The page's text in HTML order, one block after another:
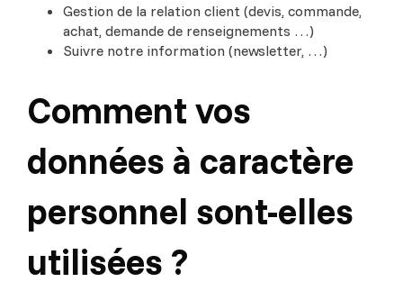
Gestion de la relation client (devis, commande,
achat, demande de renseignements …)
Suivre notre information (newsletter, …)
Comment vos
données à caractère
personnel sont-elles
utilisées ?